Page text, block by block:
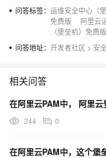
问答标签： 运维安全中心（
免费版
阿里云
（堡垒机）免费版
问答地址： 开发者社区 > 安
相关问答
在阿里云PAM中， 阿里云
244 0
在阿里云PAM中，这个堡